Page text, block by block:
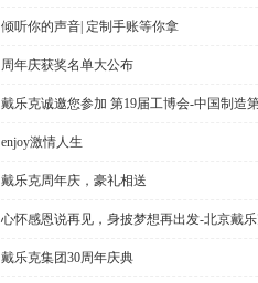
倾听你的声音| 定制手账等你拿
周年庆获奖名单大公布
戴乐克诚邀您参加 第19届工博会-中国制造
enjoy激情人生
戴乐克周年庆，豪礼相送
心怀感恩说再见，身披梦想再出发-北京戴
戴乐克集团30周年庆典